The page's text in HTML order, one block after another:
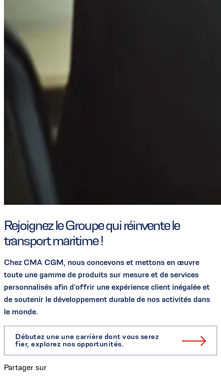
Rejoignez le Groupe qui réinvente le
transport maritime !
Chez CMA CGM, nous concevons et mettons en œuvre
toute une gamme de produits sur mesure et de services
personnalisés afin d'offrir une expérience client inégalée et
de soutenir le développement durable de nos activités dans
le monde.
Débutez une une carrière dont vous serez
fier, explorez nos opportunités.
Partager sur